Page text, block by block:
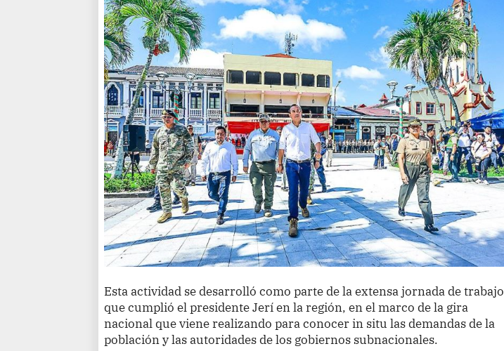
Esta actividad se desarrolló como parte de la extensa jornada de trabajo
que cumplió el presidente Jerí en la región, en el marco de la gira
nacional que viene realizando para conocer in situ las demandas de la
población y las autoridades de los gobiernos subnacionales.